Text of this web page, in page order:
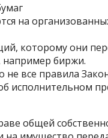
на
которому они
например биржи.
все правила
исполнительном
общей